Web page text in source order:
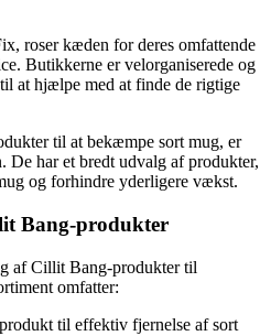
roser kæden for deres omfattende
Butikkerne er velorganiserede og
at hjælpe med at finde de rigtige
til at bekæmpe sort mug, er
De har et bredt udvalg af produkter,
og forhindre yderligere vækst.
Bang-produkter
af Cillit Bang-produkter til
omfatter:
til effektiv fjernelse af sort